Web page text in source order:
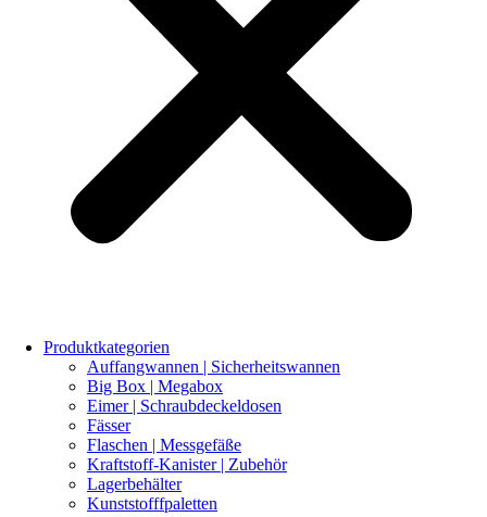
Produktkategorien
Auffangwannen | Sicherheitswannen
Big Box | Megabox
Eimer | Schraubdeckeldosen
Fässer
Flaschen | Messgefäße
Kraftstoff-Kanister | Zubehör
Lagerbehälter
Kunststofffpaletten